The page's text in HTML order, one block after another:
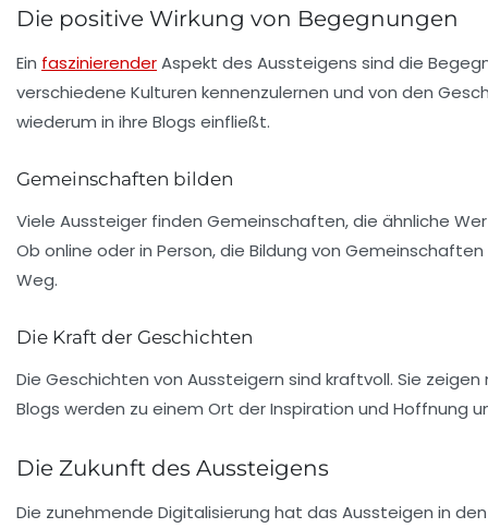
Die positive Wirkung von Begegnungen
Ein faszinierenderAspekt des Aussteigens sind die
verschiedene Kulturen kennenzulernen und von den
wiederum in ihre Blogs einfließt.
Gemeinschaften bilden
Viele Aussteiger finden Gemeinschaften, die ähnliche
Ob online oder in Person, die Bildung von
Weg.
Die Kraft der Geschichten
Die Geschichten von Aussteigern sind kraftvoll. Sie
Blogs werden zu einem Ort der Inspiration und Hoffnung
Die Zukunft des Aussteigens
Die zunehmende Digitalisierung hat das Aussteigen in